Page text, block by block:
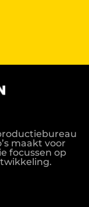
maakt voor
focussen op